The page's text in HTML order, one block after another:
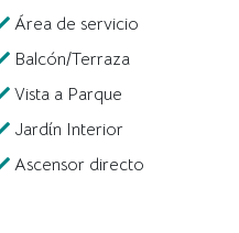
los departamentos ofrecen
Naciones Unidas y a la
una sensación de paz
y el entorno urbano.
Área de servicio
Balcón/Terraza
Vista a Parque
Jardín Interior
Ascensor directo